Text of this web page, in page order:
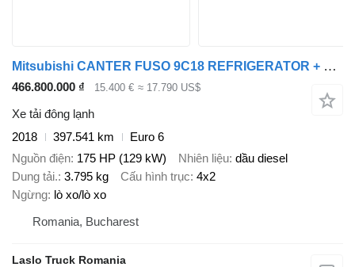
Mitsubishi CANTER FUSO 9C18 REFRIGERATOR + DOOR ISOTHERM CONTAINER
466.800.000 ₫ 15.400 € ≈ 17.790 US$
Xe tải đông lạnh
2018
397.541 km
Euro 6
Nguồn điện 175 HP (129 kW) Nhiên liệu dầu diesel
Dung tải. 3.795 kg Cấu hình trục 4x2
Ngừng lò xo/lò xo
Romania, Bucharest
Laslo Truck Romania